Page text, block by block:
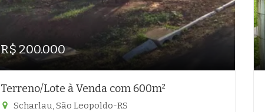
R$ 200.000
Terreno/Lote à Venda com 600m²
Scharlau, São Leopoldo-RS